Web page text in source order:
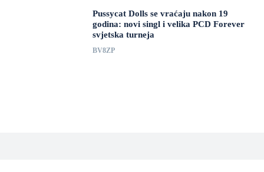
Pussycat Dolls se vraćaju nakon 19
godina: novi singl i velika PCD Forever
svjetska turneja
BV8ZP